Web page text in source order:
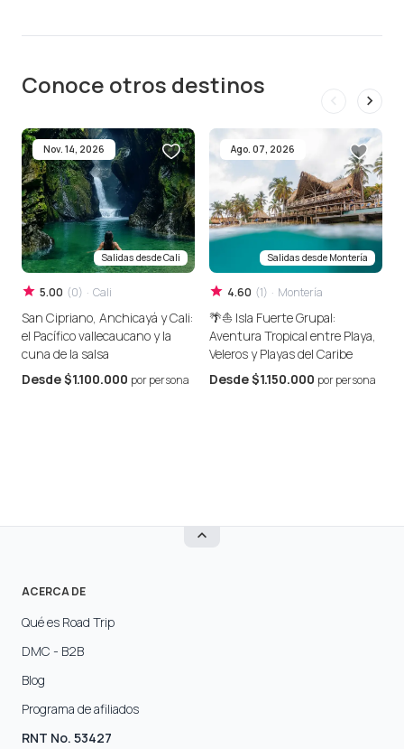
Conoce otros destinos
Nov. 14, 2026
Salidas desdeCali
5.00 (0) · Cali
San Cipriano, Anchicayá y Cali:
el Pacífico vallecaucano y la
cuna de la salsa
Desde$1.100.000 por persona
Ago. 07, 2026
Salidas desde Montería
4.60 (1) · Montería
🌴⛵ Isla Fuerte Grupal:
Aventura Tropical entre Playa,
Veleros y Playas del Caribe
Desde$1.150.000 por persona
ACERCA DE
Qué es Road Trip
DMC - B2B
Blog
Programa de afiliados
RNT No. 53427